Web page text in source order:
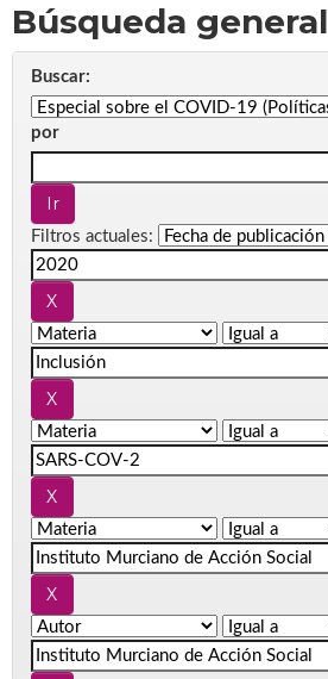
Búsqueda general
Buscar:
por
Filtros actuales: